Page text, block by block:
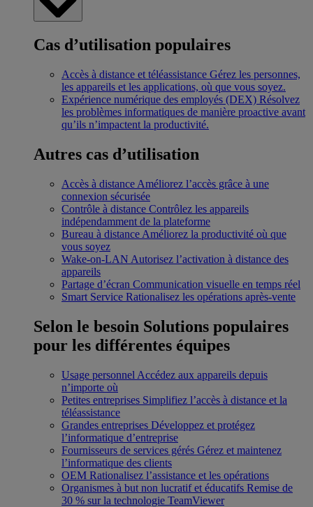
Cas d’utilisation populaires
Accès à distance et téléassistance Gérez les personnes,
les appareils et les applications, où que vous soyez.
Expérience numérique des employés (DEX) Résolvez
les problèmes informatiques de manière proactive avant
qu’ils n’impactent la productivité.
Autres cas d’utilisation
Accès à distance Améliorez l’accès grâce à une
connexion sécurisée
Contrôle à distance Contrôlez les appareils
indépendamment de la plateforme
Bureau à distance Améliorez la productivité où que
vous soyez
Wake-on-LAN Autorisez l’activation à distance des
appareils
Partage d’écran Communication visuelle en temps réel
Smart Service Rationalisez les opérations après-vente
Selon le besoin Solutions populaires
pour les différentes équipes
Usage personnel Accédez aux appareils depuis
n’importe où
Petites entreprises Simplifiez l’accès à distance et la
téléassistance
Grandes entreprises Développez et protégez
l’informatique d’entreprise
Fournisseurs de services gérés Gérez et maintenez
l’informatique des clients
OEM Rationalisez l’assistance et les opérations
Organismes à but non lucratif et éducatifs Remise de
30 % sur la technologie TeamViewer